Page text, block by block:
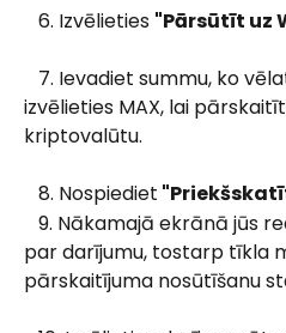
   6. Izvēlieties
"Pārsūtīt uz
izvēlieties MAX, lai
kriptovalūtu.
   8. Nospiediet
par darījumu, tostarp tīkla
pārskaitījuma nosūtīšanu